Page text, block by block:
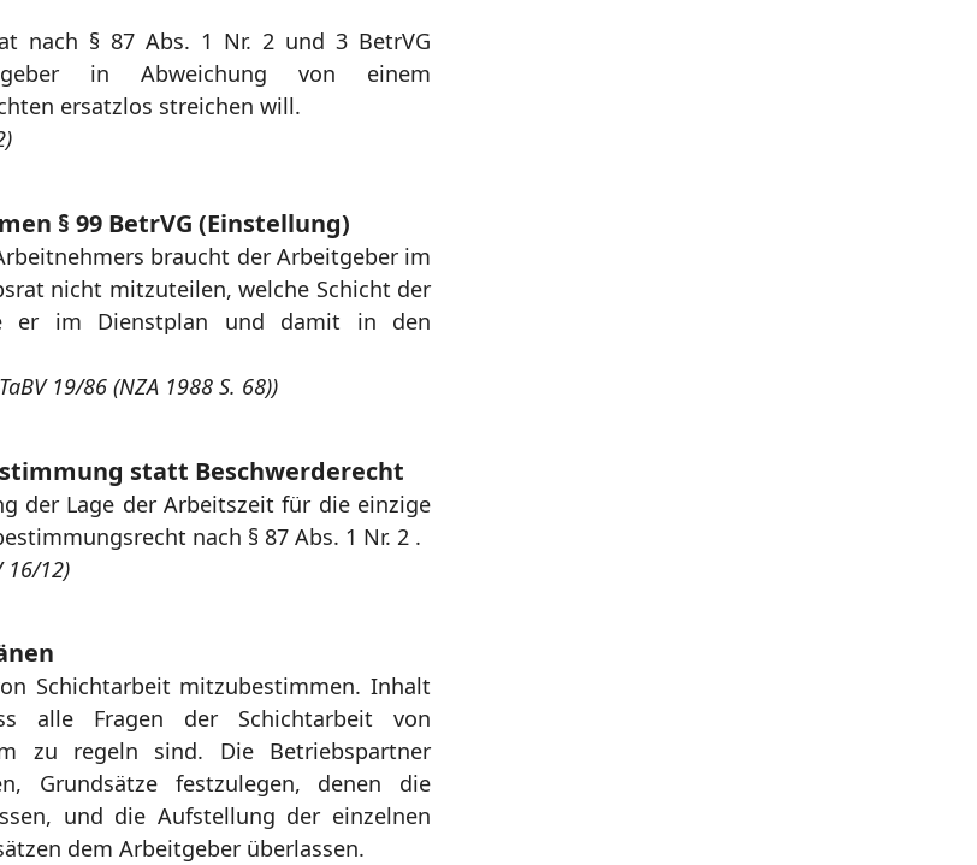
nach § 87 Abs. 1 Nr. 2 und 3 BetrVG
in Abweichung von einem
ersatzlos streichen will.
§ 99 BetrVG (Einstellung)
braucht der Arbeitgeber im
nicht mitzuteilen, welche Schicht der
er im Dienstplan und damit in den
19/86 (NZA 1988 S. 68))
statt Beschwerderecht
der Lage der Arbeitszeit für die einzige
nach § 87 Abs. 1 Nr. 2 .
16/12)
Schichtarbeit mitzubestimmen. Inhalt
alle Fragen der Schichtarbeit von
zu regeln sind. Die Betriebspartner
Grundsätze festzulegen, denen die
und die Aufstellung der einzelnen
dem Arbeitgeber überlassen.